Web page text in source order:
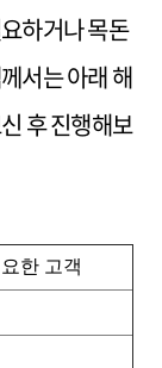
하거나 목돈
서는 아래 해
후 진행해보
한 고객